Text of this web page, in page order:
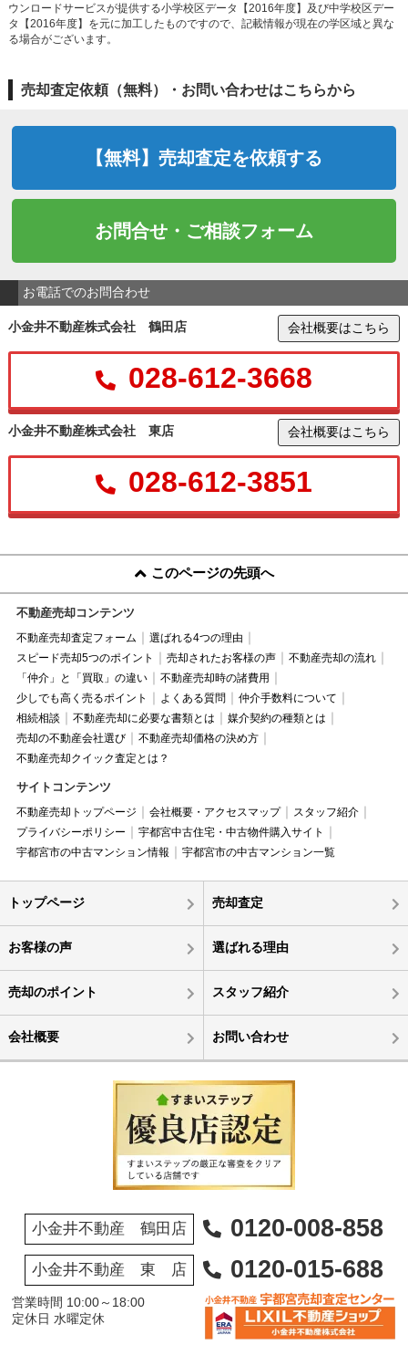
ウンロードサービスが提供する小学校区データ【2016年度】及び中学校区デー
タ【2016年度】を元に加工したものですので、記載情報が現在の学区域と異な
る場合がございます。
売却査定依頼（無料）・お問い合わせはこちらから
【無料】売却査定を依頼する
お問合せ・ご相談フォーム
お電話でのお問合わせ
小金井不動産株式会社 鶴田店 会社概要はこちら
028-612-3668
小金井不動産株式会社 東店 会社概要はこちら
028-612-3851
このページの先頭へ
不動産売却コンテンツ
不動産売却査定フォーム
選ばれる4つの理由
スピード売却5つのポイント
売却されたお客様の声
不動産売却の流れ
「仲介」と「買取」の違い
不動産売却時の諸費用
少しでも高く売るポイント
よくある質問
仲介手数料について
相続相談
不動産売却に必要な書類とは
媒介契約の種類とは
売却の不動産会社選び
不動産売却価格の決め方
不動産売却クイック査定とは？
サイトコンテンツ
不動産売却トップページ 会社概要・アクセスマップ
スタッフ紹介
プライバシーポリシー
宇都宮中古住宅・中古物件購入サイト
宇都宮市の中古マンション情報
宇都宮市の中古マンション一覧
トップページ 売却査定
お客様の声 選ばれる理由
売却のポイント スタッフ紹介
会社概要 お問い合わせ
小金井不動産 鶴田店 0120-008-858
小金井不動産 東 店 0120-015-688
営業時間 10:00～18:00
定休日 水曜定休